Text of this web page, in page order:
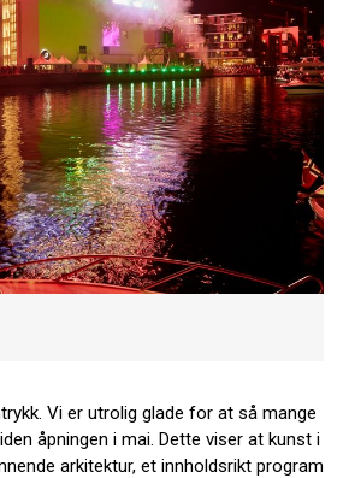
Vi er utrolig glade for at så mange
åpningen i mai. Dette viser at kunst i
arkitektur, et innholdsrikt program